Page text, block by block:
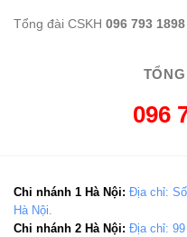
Tổng đài CSKH 096 793 1898
096
Chi nhánh 1 Hà Nội: Địa chỉ:
Hà Nội.
Chi nhánh 2 Hà Nội: Địa chỉ: 99